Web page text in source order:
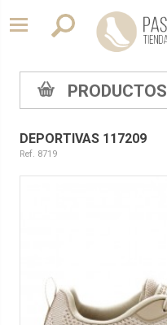
PRODUCTOS
DEPORTIVAS 117209
Ref. 8719